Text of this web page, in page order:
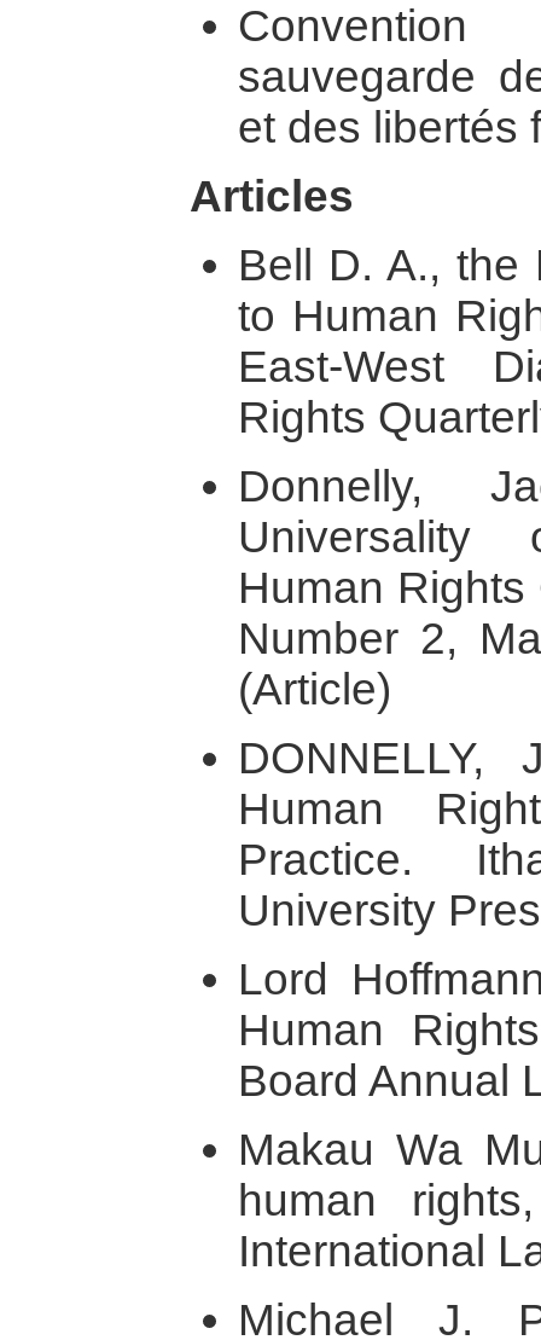
sauvegarde
et des libertés
Articles
Bell D. A., the
to Human
East-West
Rights
Donnelly,
Human Rights
Number 2,
(Article)
Human
Practice.
University
Lord
Human
Board Annual
Makau Wa
human
International
Michael J.